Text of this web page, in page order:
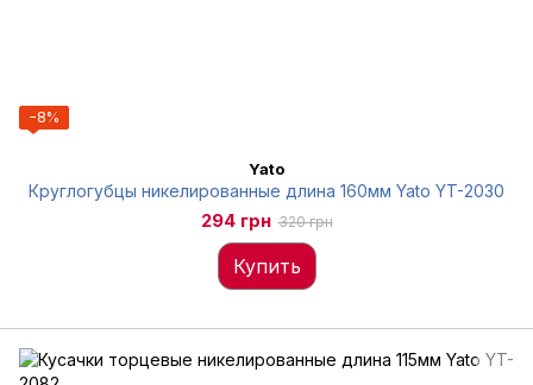
−8%
Yato
Круглогубцы никелированные длина 160мм Yato YT-2030
294 грн 320 грн
Купить